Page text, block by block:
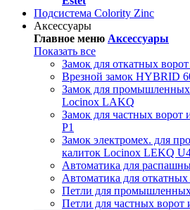
Подсистема Colority Zinc
Аксессуары
Главное меню Аксессуары
Показать все
Замок для откатных
Врезной замок HYBRID
Замок для промышленных
Locinox LAKQ
Замок для частных
P1
Замок электромех. для
калиток Locinox LEKQ
Автоматика для
Автоматика для откатных
Петли для
Петли для частных ворот